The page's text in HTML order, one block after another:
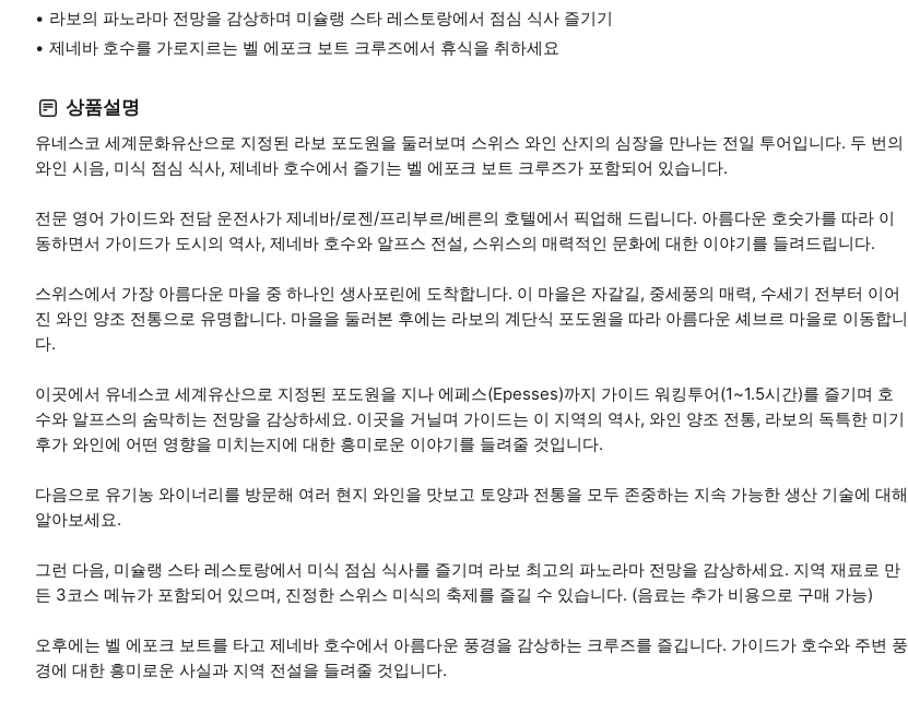
라보의 파노라마 전망을 감상하며 미슐랭 스타 레스토랑에서 점심 식사 즐기기
제네바 호수를 가로지르는 벨 에포크 보트 크루즈에서 휴식을 취하세요
상품설명
유네스코 세계문화유산으로 지정된 라보 포도원을 둘러보며 스위스 와인 산지의 심장을 만나는 전일 투어입니다. 두 번의
와인 시음, 미식 점심 식사, 제네바 호수에서 즐기는 벨 에포크 보트 크루즈가 포함되어 있습니다.
전문 영어 가이드와 전담 운전사가 제네바/로젠/프리부르/베른의 호텔에서 픽업해 드립니다. 아름다운 호숫가를 따라 이
동하면서 가이드가 도시의 역사, 제네바 호수와 알프스 전설, 스위스의 매력적인 문화에 대한 이야기를 들려드립니다.
스위스에서 가장 아름다운 마을 중 하나인 생사포린에 도착합니다. 이 마을은 자갈길, 중세풍의 매력, 수세기 전부터 이어
진 와인 양조 전통으로 유명합니다. 마을을 둘러본 후에는 라보의 계단식 포도원을 따라 아름다운 셰브르 마을로 이동합니
다.
이곳에서 유네스코 세계유산으로 지정된 포도원을 지나 에페스(Epesses)까지 가이드 워킹투어(1~1.5시간)를 즐기며 호
수와 알프스의 숨막히는 전망을 감상하세요. 이곳을 거닐며 가이드는 이 지역의 역사, 와인 양조 전통, 라보의 독특한 미기
후가 와인에 어떤 영향을 미치는지에 대한 흥미로운 이야기를 들려줄 것입니다.
다음으로 유기농 와이너리를 방문해 여러 현지 와인을 맛보고 토양과 전통을 모두 존중하는 지속 가능한 생산 기술에 대해
알아보세요.
그런 다음, 미슐랭 스타 레스토랑에서 미식 점심 식사를 즐기며 라보 최고의 파노라마 전망을 감상하세요. 지역 재료로 만
든 3코스 메뉴가 포함되어 있으며, 진정한 스위스 미식의 축제를 즐길 수 있습니다. (음료는 추가 비용으로 구매 가능)
오후에는 벨 에포크 보트를 타고 제네바 호수에서 아름다운 풍경을 감상하는 크루즈를 즐깁니다. 가이드가 호수와 주변 풍
경에 대한 흥미로운 사실과 지역 전설을 들려줄 것입니다.